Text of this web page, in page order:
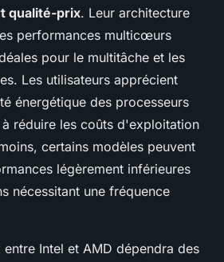
qualité-prix. Leur architecture
performances multicœurs
pour le multitâche et les
Les utilisateurs apprécient
énergétique des processeurs
réduire les coûts d'exploitation
certains modèles peuvent
légèrement inférieures
nécessitant une fréquence
Intel et AMD dépendra des